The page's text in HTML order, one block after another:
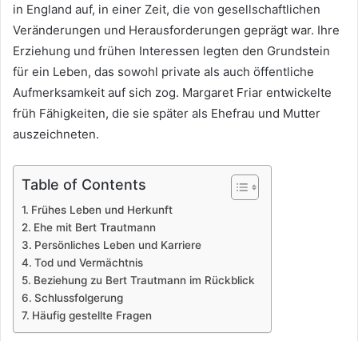
in England auf, in einer Zeit, die von gesellschaftlichen
Veränderungen und Herausforderungen geprägt war. Ihre
Erziehung und frühen Interessen legten den Grundstein
für ein Leben, das sowohl private als auch öffentliche
Aufmerksamkeit auf sich zog. Margaret Friar entwickelte
früh Fähigkeiten, die sie später als Ehefrau und Mutter
auszeichneten.
Table of Contents
Frühes Leben und Herkunft
Ehe mit Bert Trautmann
Persönliches Leben und Karriere
Tod und Vermächtnis
Beziehung zu Bert Trautmann im Rückblick
Schlussfolgerung
Häufig gestellte Fragen